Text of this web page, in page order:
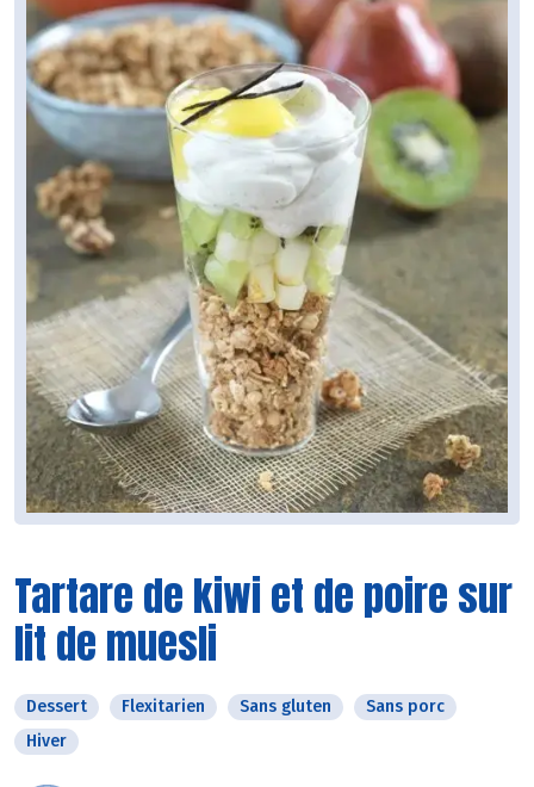
Tartare de kiwi et de poire sur
lit de muesli
Dessert Flexitarien Sans gluten
Sans porc
Hiver